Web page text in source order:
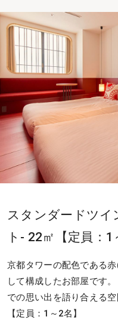
スタンダードツイ
ト- 22㎡【定員：1
京都タワーの配色である
して構成したお部屋です
での思い出を語り合える空
【定員：1～2名】